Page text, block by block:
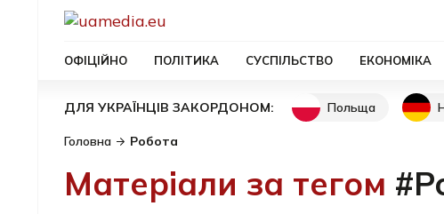
ОФІЦІЙНО ПОЛІТИКА СУСПІЛЬСТВО ЕКОНОМІКА
ДЛЯ УКРАЇНЦІВ ЗАКОРДОНОМ: Польща
Головна Робота
Матеріали за тегом